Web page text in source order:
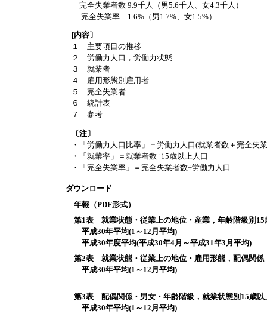
完全失業者数 9.9千人（男5.6千人、女4.3千人）
完全失業率 1.6%（男1.7%、女1.5%）
[内容〕
１ 主要項目の推移
２ 労働力人口，労働力状態
３ 就業者
４ 雇用形態別雇用者
５ 完全失業者
６ 統計表
７ 参考
〔注〕
・「労働力人口比率」＝労働力人口(就業者数＋完全失
・「就業率」＝就業者数÷15歳以上人口
・「完全失業率」＝完全失業者数÷労働力人口
ダウンロード
年報（PDF形式）
第1表 就業状態・従業上の地位・産業，年齢階級別15
平成30年平均(1～12月平均)
平成30年度平均(平成30年4月～平成31年3月平均)
第2表 就業状態・従業上の地位・雇用形態，配偶関係
平成30年平均(1～12月平均)
第3表 配偶関係・男女・年齢階級，就業状態別15歳以
平成30年平均(1～12月平均)